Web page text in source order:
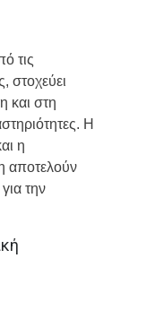
τις
στοχεύει
και στη
Η
η
αποτελούν
την